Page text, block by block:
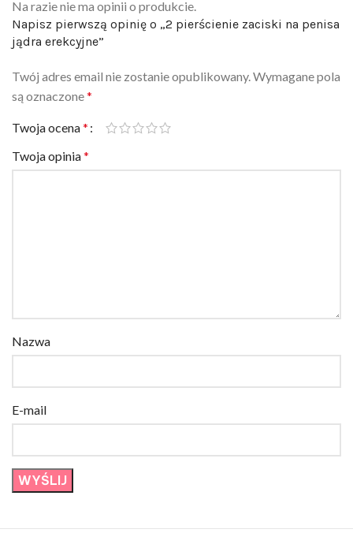
Napisz pierwszą opinię o „2 pierścienie zaciski na penisa
jądra erekcyjne”
są oznaczone*
Twoja ocena
Twoja opinia
Nazwa
E-mail